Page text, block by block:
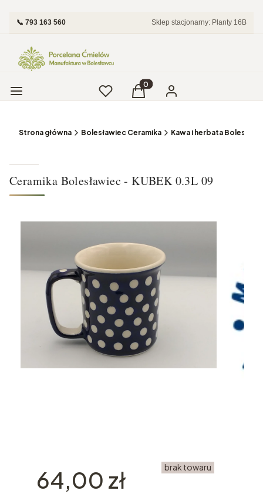
📞 793 163 560 Sklep stacjonarny: Planty 16B
Menu UlubioneProdukty w koszyku: 0.
Koszyk Zaloguj się
Strona główna Bolesławiec Ceramika Kawa i herbata
Ceramika Bolesławiec - KUBEK 0.3L 09
Cena
64,00 zł brak towaru